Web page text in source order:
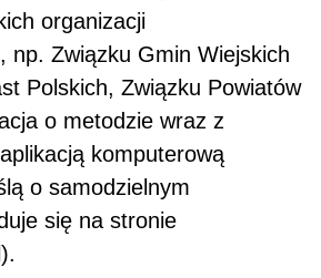
organizacji
np. Związku Gmin Wiejskich
Polskich, Związku Powiatów
o metodzie wraz z
komputerową
o samodzielnym
się na stronie